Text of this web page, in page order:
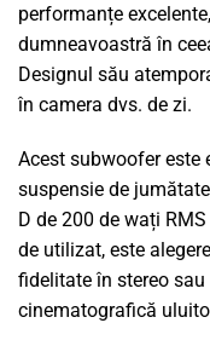
performanțe
dumneavoastră în
Designul său
în camera dvs. de zi.
Acest subwoofer este
suspensie de
D de 200 de wați
de utilizat, este
fidelitate în stereo
cinematografică